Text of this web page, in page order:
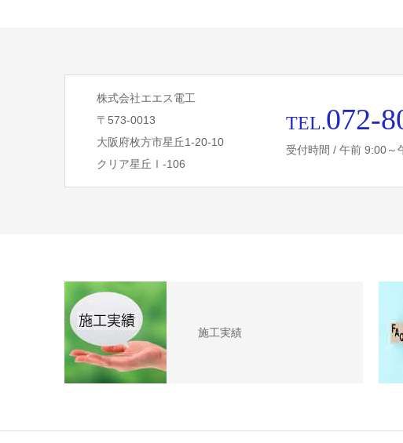
株式会社エエス電工
〒573-0013
大阪府枚方市星丘1-20-10
クリア星丘Ⅰ-106
TEL.072-
受付時間 / 午前 9:00～
施工実績